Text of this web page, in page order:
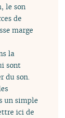
le son
de
marge
la
sont
du son.
un simple
ici de